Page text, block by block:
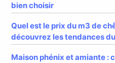
bien choisir
Quel est le prix du m3 de
découvrez les tendances
Maison phénix et amiante :